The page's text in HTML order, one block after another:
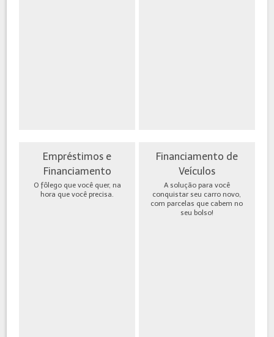
Empréstimos e
Financiamento
O fôlego que você quer, na
hora que você precisa.
Financiamento de
Veículos
A solução para você
conquistar seu carro novo,
com parcelas que cabem no
seu bolso!